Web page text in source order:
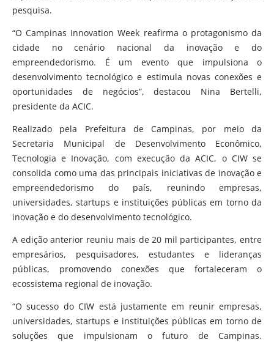
pesquisa.
“O Campinas Innovation Week reafirma o protagonismo da
cidade no cenário nacional da inovação e do
empreendedorismo. É um evento que impulsiona o
desenvolvimento tecnológico e estimula novas conexões e
oportunidades de negócios”, destacou Nina Bertelli,
presidente da ACIC.
Realizado pela Prefeitura de Campinas, por meio da
Secretaria Municipal de Desenvolvimento Econômico,
Tecnologia e Inovação, com execução da ACIC, o CIW se
consolida como uma das principais iniciativas de inovação e
empreendedorismo do país, reunindo empresas,
universidades, startups e instituições públicas em torno da
inovação e do desenvolvimento tecnológico.
A edição anterior reuniu mais de 20 mil participantes, entre
empresários, pesquisadores, estudantes e lideranças
públicas, promovendo conexões que fortaleceram o
ecossistema regional de inovação.
“O sucesso do CIW está justamente em reunir empresas,
universidades, startups e instituições públicas em torno de
soluções que impulsionam o futuro de Campinas.